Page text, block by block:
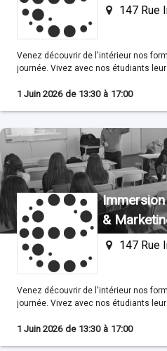
147 Rue
Venez découvrir de l'intérieur nos
journée. Vivez avec nos étudiants leur quotidien en cours pour vous
1 Juin 2026 de 13:30 à 17:00
&
147 Rue
Venez découvrir de l'intérieur nos
journée. Vivez avec nos étudiants leur quotidien en cours pour vous
1 Juin 2026 de 13:30 à 17:00